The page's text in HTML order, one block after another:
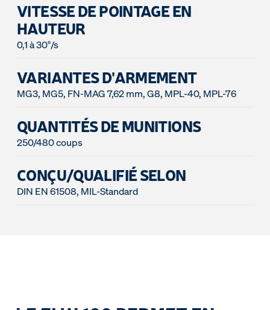
VITESSE DE POINTAGE EN
HAUTEUR
0,1 à 30°/s
VARIANTES D'ARMEMENT
MG3, MG5, FN-MAG 7,62 mm, G8, MPL-40, MPL-76
QUANTITÉS DE MUNITIONS
250/480 coups
CONÇU/QUALIFIÉ SELON
DIN EN 61508, MIL-Standard